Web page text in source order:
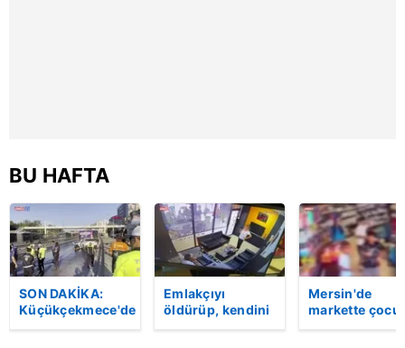
BU HAFTA
SON DAKİKA:
Küçükçekmece'de
Emlakçıyı
öldürüp, kendini
Mersin'de
markette